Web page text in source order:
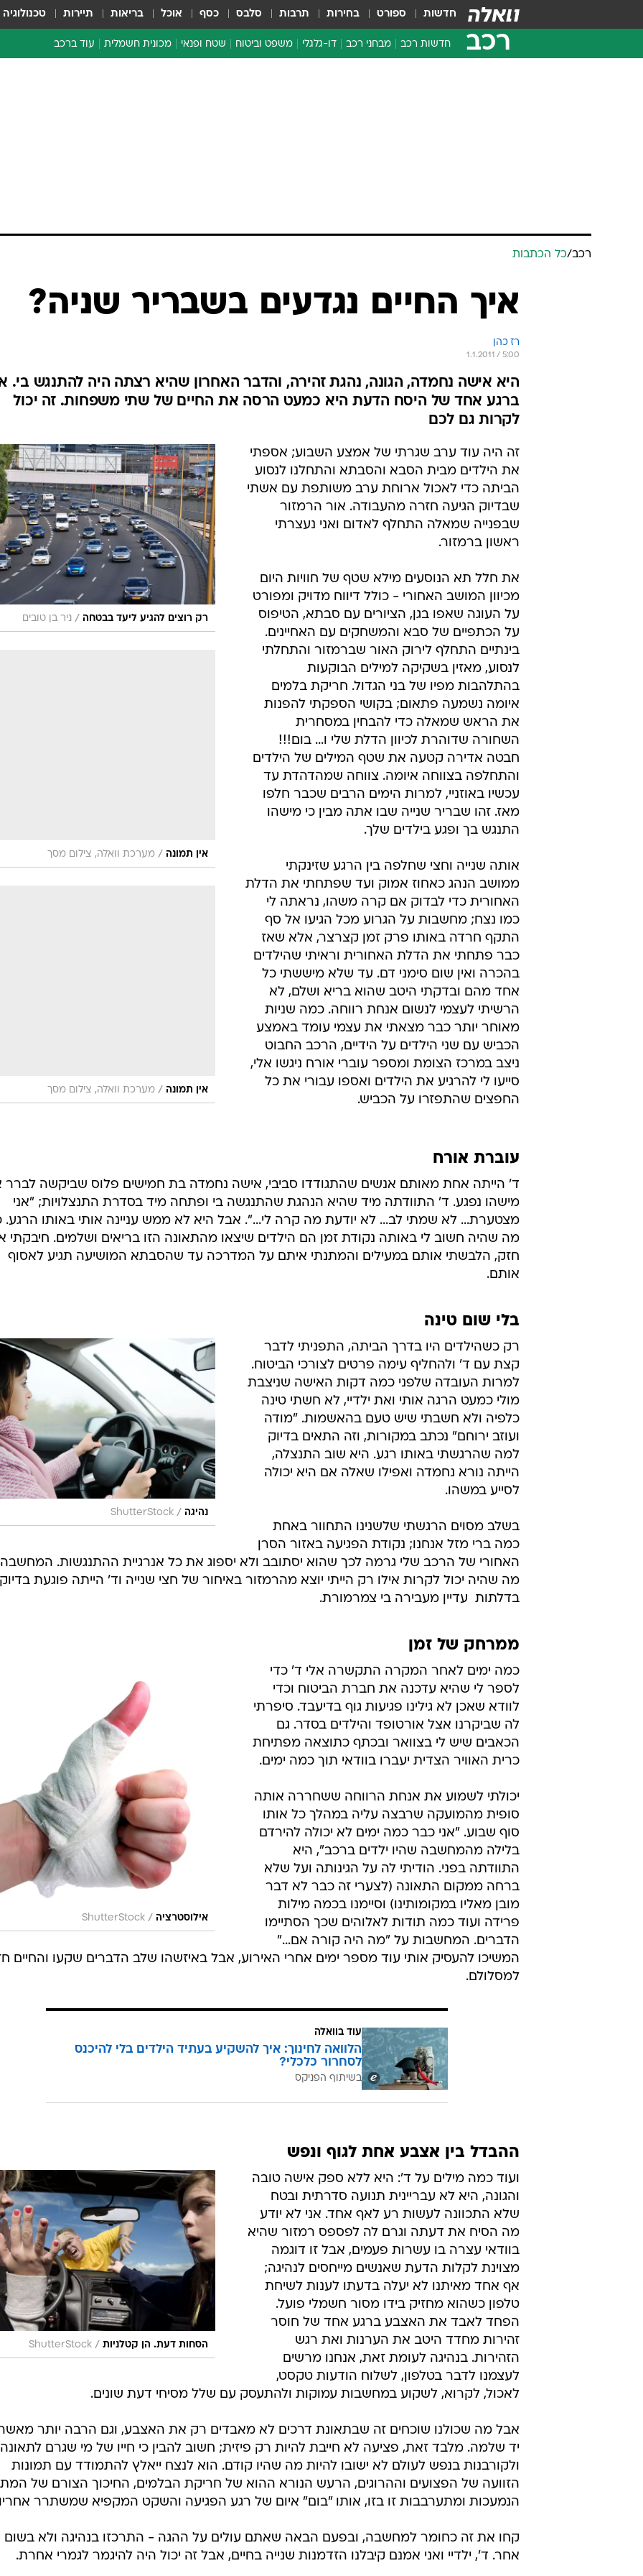
חדשות ספורט בחירות תרבות סלבס כסף אוכל בריאות תיירות טכנולוגיה
רכב חדשות רכב מבחני רכב דו-גלגלי משפט וביטוח שטח ופנאי מכונית חשמלית עוד ברכב
טכנולוגיה
אביזרים לרכב
רכב/כל הכתבות
איך החיים נגדעים בשבריר שניה?
רז כהן
1.1.2011 / 5:00
היא אישה נחמדה, הגונה, נהגת זהירה, והדבר האחרון שהיא רצתה היה להתנגש בי.
ברגע אחד של היסח הדעת היא כמעט הרסה את החיים של שתי משפחות. זה יכול
לקרות גם לכם
רק רוצים להגיע ליעד בבטחה / ניר בן טובים
אין תמונה / מערכת וואלה, צילום מסך
אין תמונה / מערכת וואלה, צילום מסך
זה היה עוד ערב שגרתי של אמצע השבוע; אספתי
את הילדים מבית הסבא והסבתא והתחלנו לנסוע
הביתה כדי לאכול ארוחת ערב משותפת עם אשתי
שבדיוק הגיעה חזרה מהעבודה. אור הרמזור
שבפנייה שמאלה התחלף לאדום ואני נעצרתי
ראשון ברמזור.
את חלל תא הנוסעים מילא שטף של חוויות היום
מכיוון המושב האחורי - כולל דיווח מדויק ומפורט
על העוגה שאפו בגן, הציורים עם סבתא, הטיפוס
על הכתפיים של סבא והמשחקים עם האחיינים.
בינתיים התחלף לירוק האור שברמזור והתחלתי
לנסוע, מאזין בשקיקה למילים הבוקעות
בהתלהבות מפיו של בני הגדול. חריקת בלמים
איומה נשמעה פתאום; בקושי הספקתי להפנות
את הראש שמאלה כדי להבחין במסחרית
השחורה שדוהרת לכיוון הדלת שלי ו... בום!!!
חבטה אדירה קטעה את שטף המילים של הילדים
והתחלפה בצווחה איומה. צווחה שמהדהדת עד
עכשיו באוזניי, למרות הימים הרבים שכבר חלפו
מאז. זהו שבריר שנייה שבו אתה מבין כי מישהו
התנגש בך ופגע בילדים שלך.
אותה שנייה וחצי שחלפה בין הרגע שזינקתי
ממושב הנהג כאחוז אמוק ועד שפתחתי את הדלת
האחורית כדי לבדוק אם קרה משהו, נראתה לי
כמו נצח; מחשבות על הגרוע מכל הגיעו אל סף
התקף חרדה באותו פרק זמן קצרצר, אלא שאז
כבר פתחתי את הדלת האחורית וראיתי שהילדים
בהכרה ואין שום סימני דם. עד שלא מיששתי כל
אחד מהם ובדקתי היטב שהוא בריא ושלם, לא
הרשיתי לעצמי לנשום אנחת רווחה. כמה שניות
מאוחר יותר כבר מצאתי את עצמי עומד באמצע
הכביש עם שני הילדים על הידיים, הרכב החבוט
ניצב במרכז הצומת ומספר עוברי אורח ניגשו אלי,
סייעו לי להרגיע את הילדים ואספו עבורי את כל
החפצים שהתפזרו על הכביש.
עוברת אורח
ד' הייתה אחת מאותם אנשים שהתגודדו סביבי, אישה נחמדה בת חמישים פלוס שביקשה לברר
מישהו נפגע. ד' התוודתה מיד שהיא הנהגת שהתנגשה בי ופתחה מיד בסדרת התנצלויות; "אני
מצטערת... לא שמתי לב... לא יודעת מה קרה לי...". אבל היא לא ממש עניינה אותי באותו הרגע.
מה שהיה חשוב לי באותה נקודת זמן הם הילדים שיצאו מהתאונה הזו בריאים ושלמים. חיבקתי
חזק, הלבשתי אותם במעילים והמתנתי איתם על המדרכה עד שהסבתא המושיעה תגיע לאסוף
אותם.
בלי שום טינה
נהיגה /
ShutterStock
רק כשהילדים היו בדרך הביתה, התפניתי לדבר
קצת עם ד' ולהחליף עימה פרטים לצורכי הביטוח.
למרות העובדה שלפני כמה דקות האישה שניצבת
מולי כמעט הרגה אותי ואת ילדיי, לא חשתי טינה
כלפיה ולא חשבתי שיש טעם בהאשמות. "מודה
ועוזב ירוחם" נכתב במקורות, וזה התאים בדיוק
למה שהרגשתי באותו רגע. היא שוב התנצלה,
הייתה נורא נחמדה ואפילו שאלה אם היא יכולה
לסייע במשהו.
בשלב מסוים הרגשתי שלשנינו התחוור באחת
כמה ברי מזל אנחנו; נקודת הפגיעה באזור הסרן
האחורי של הרכב שלי גרמה לכך שהוא יסתובב ולא יספוג את כל אנרגיית ההתנגשות.
מה שהיה יכול לקרות אילו רק הייתי יוצא מהרמזור באיחור של חצי שנייה וד' הייתה פוגעת בדיוק
בדלתות  עדיין מעבירה בי צמרמורת.
ממרחק של זמן
אילוסטרציה /
ShutterStock
כמה ימים לאחר המקרה התקשרה אלי ד' כדי
לספר לי שהיא עדכנה את חברת הביטוח וכדי
לוודא שאכן לא גילינו פגיעות גוף בדיעבד. סיפרתי
לה שביקרנו אצל אורטופד והילדים בסדר. גם
הכאבים שיש לי בצוואר ובכתף כתוצאה מפתיחת
כרית האוויר הצדית יעברו בוודאי תוך כמה ימים.
יכולתי לשמוע את אנחת הרווחה ששחררה אותה
סופית מהמועקה שרבצה עליה במהלך כל אותו
סוף שבוע. "אני כבר כמה ימים לא יכולה להירדם
בלילה מהמחשבה שהיו ילדים ברכב", היא
התוודתה בפני. הודיתי לה על הגינותה ועל שלא
ברחה ממקום התאונה (לצערי זה כבר לא דבר
מובן מאליו במקומותינו) וסיימנו בכמה מילות
פרידה ועוד כמה תודות לאלוהים שכך הסתיימו
הדברים. המחשבות על "מה היה קורה אם..."
המשיכו להעסיק אותי עוד מספר ימים אחרי האירוע, אבל באיזשהו שלב הדברים שקעו והחיים
למסלולם.
עוד בוואלה
הלוואה לחינוך: איך להשקיע בעתיד הילדים בלי להיכנס
לסחרור כלכלי?
בשיתוף הפניקס
ההבדל בין אצבע אחת לגוף ונפש
הסחות דעת. הן קטלניות /
ShutterStock
ועוד כמה מילים על ד': היא ללא ספק אישה טובה
והגונה, היא לא עבריינית תנועה סדרתית ובטח
שלא התכוונה לעשות רע לאף אחד. אני לא יודע
מה הסיח את דעתה וגרם לה לפספס רמזור שהיא
בוודאי עצרה בו עשרות פעמים, אבל זו דוגמה
מצוינת לקלות הדעת שאנשים מייחסים לנהיגה;
אף אחד מאיתנו לא יעלה בדעתו לענות לשיחת
טלפון כשהוא מחזיק בידו מסור חשמלי פועל.
הפחד לאבד את האצבע ברגע אחד של חוסר
זהירות מחדד היטב את הערנות ואת רגש
הזהירות. בנהיגה לעומת זאת, אנחנו מרשים
לעצמנו לדבר בטלפון, לשלוח הודעות טקסט,
לאכול, לקרוא, לשקוע במחשבות עמוקות ולהתעסק עם שלל מסיחי דעת שונים.
אבל מה שכולנו שוכחים זה שבתאונת דרכים לא מאבדים רק את האצבע, וגם הרבה יותר
יד שלמה. מלבד זאת, פציעה לא חייבת להיות רק פיזית; חשוב להבין כי חייו של מי שגרם לתאונה
ולקורבנות בנפש לעולם לא ישובו להיות מה שהיו קודם. הוא לנצח ייאלץ להתמודד עם תמונות
הזוועה של הפצועים וההרוגים, הרעש הנורא ההוא של חריקת הבלמים, החיכוך הצורם של
הנמעכות ומתערבבות זו בזו, אותו "בום" איום של רגע הפגיעה והשקט המקפיא שמשתרר
קחו את זה כחומר למחשבה, ובפעם הבאה שאתם עולים על ההגה - התרכזו בנהיגה ולא בשום
אחר. ד', ילדיי ואני אמנם קיבלנו הזדמנות שנייה בחיים, אבל זה יכול היה להיגמר לגמרי אחרת.